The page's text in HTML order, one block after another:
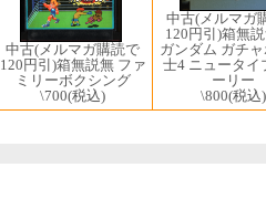
中古(メルマガ購読で
120円引)箱無説無 ファ
ミリーボクシング
\700(税込)
中古(メルマガ
120円引)箱無
ガンダム ガチ
士4 ニュータイ
ーリー
\800(税込)